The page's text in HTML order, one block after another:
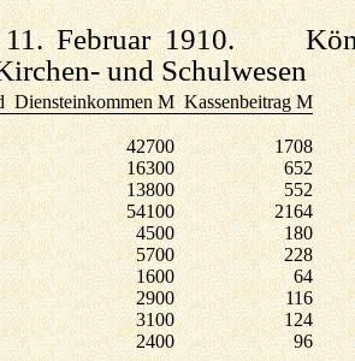
11. Februar 1910.
und Schulwesen
Diensteinkommen MKassenbeitrag M
42700
1708
16300
652
13800
552
54100
2164
4500
180
5700
228
1600
64
2900
116
3100
124
2400 96